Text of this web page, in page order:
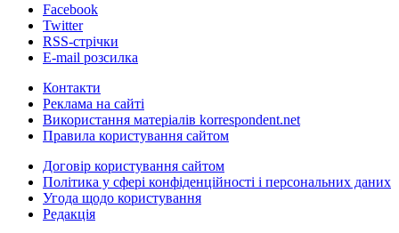
Facebook
Twitter
RSS-стрічки
E-mail розсилка
Контакти
Реклама на сайті
Використання матеріалів korrespondent.net
Правила користування сайтом
Договір користування сайтом
Політика у сфері конфіденційності і персональних даних
Угода щодо користування
Редакція